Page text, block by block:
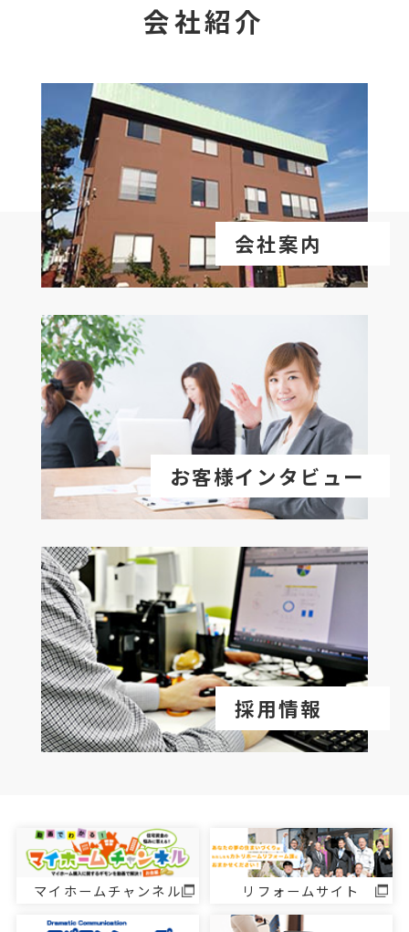
会社紹介
会社案内
お客様インタビュー
採用情報
マイホームチャンネル リフォームサイト